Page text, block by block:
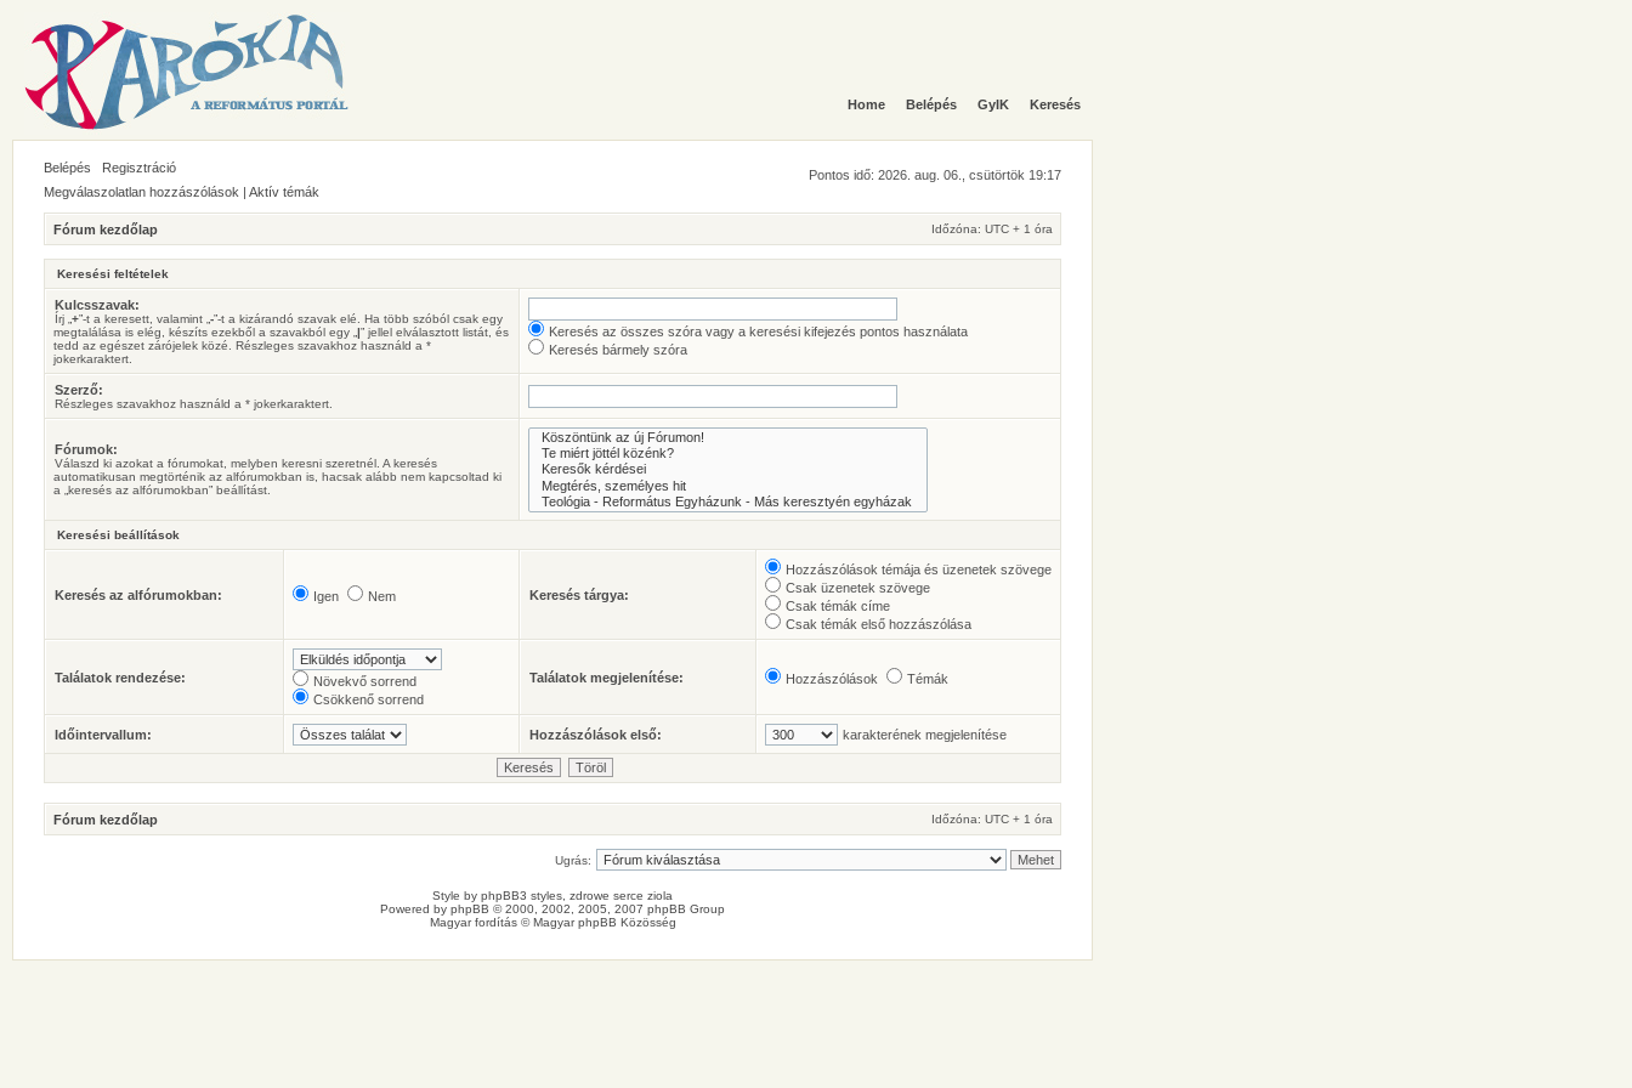
Home Belépés GyIK Keresés
Belépés Regisztráció
Pontos idő: 2026. aug. 06., csütörtök 19:17
Megválaszolatlan hozzászólások | Aktív témák
Fórum kezdőlap Időzóna: UTC + 1 óra
Keresési feltételek
Kulcsszavak:
Írj „ +”-t a keresett, valamint „ -”-t a kizárandó szavak elé. Ha több szóból csak egy
megtalálása is elég, készíts ezekből a szavakból egy „ |” jellel elválasztott listát, és
tedd az egészet zárójelek közé. Részleges szavakhoz használd a *
jokerkaraktert.
Keresés az összes szóra vagy a keresési kifejezés pontos használata
Keresés bármely szóra
Szerző:
Részleges szavakhoz használd a * jokerkaraktert.
Fórumok:
Válaszd ki azokat a fórumokat, melyben keresni szeretnél. A keresés
automatikusan megtörténik az alfórumokban is, hacsak alább nem kapcsoltad ki
a „keresés az alfórumokban” beállítást.
Keresési beállítások
Keresés az alfórumokban: Igen Nem Keresés tárgya:
Hozzászólások témája és üzenetek szövege
Csak üzenetek szövege
Csak témák címe
Csak témák első hozzászólása
Találatok rendezése:
Növekvő sorrend
Csökkenő sorrend
Találatok megjelenítése: Hozzászólások Témák
Időintervallum: Hozzászólások első: karakterének megjelenítése
Fórum kezdőlap Időzóna: UTC + 1 óra
Ugrás:
Style by phpBB3 styles , zdrowe serce ziola
Powered by phpBB © 2000, 2002, 2005, 2007 phpBB Group
Magyar fordítás ©Magyar phpBB Közösség